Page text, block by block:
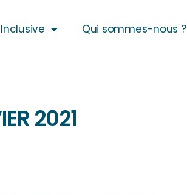
Qui sommes-nous ?
2021